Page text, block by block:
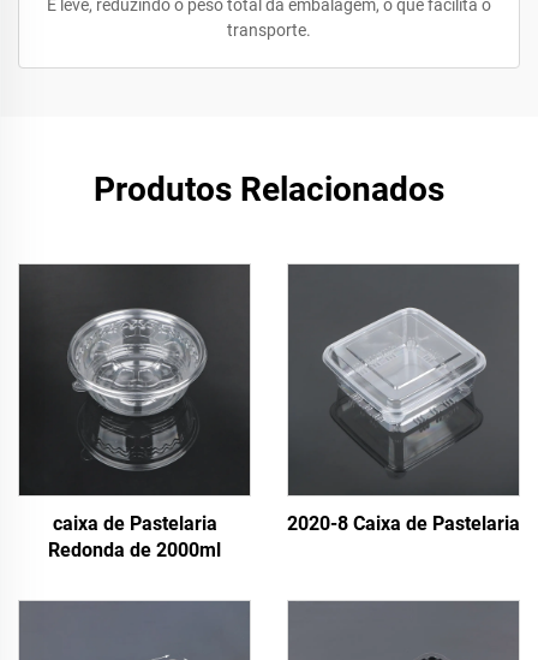
É leve, reduzindo o peso total da embalagem, o que facilita o
transporte.
Produtos Relacionados
caixa de Pastelaria
Redonda de 2000ml
2020-8 Caixa de Pastelaria